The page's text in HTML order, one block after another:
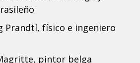
Prandtl, físico e ingeniero
pintor belga